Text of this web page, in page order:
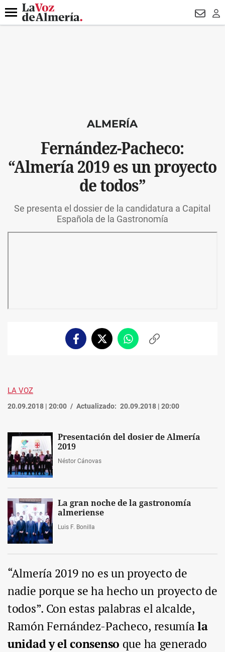
DESTACADO
Menú
ALMERÍA
Fernández-Pacheco:
“Almería 2019 es un proyecto
de todos”
Se presenta el dossier de la candidatura a Capital
Española de la Gastronomía
FacebookTwitterWhatsappCopiar
LA VOZ
20.09.2018 | 20:00 Actualizado: 20.09.2018 | 20:00
Presentación del dosier de Almería
2019
Néstor Cánovas
La gran noche de la gastronomía
almeriense
Luis F. Bonilla
“Almería 2019 no es un proyecto de
nadie porque se ha hecho un proyecto de
todos”. Con estas palabras el alcalde,
Ramón Fernández-Pacheco, resumíala
unidad y el consenso que ha generado